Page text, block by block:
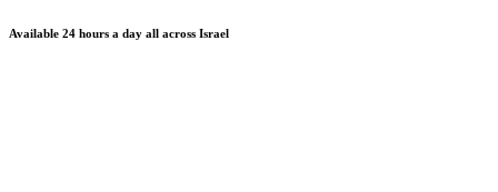
Available 24 hours a day all across Israel